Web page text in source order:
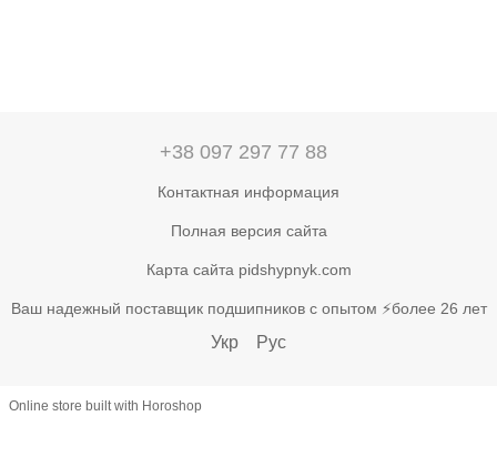
+38 097 297 77 88
Контактная информация
Полная версия сайта
Карта сайта pidshypnyk.com
Ваш надежный поставщик подшипников с опытом ⚡более 26 лет
Укр Рус
Online store built with Horoshop